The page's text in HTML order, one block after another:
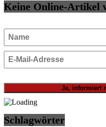
Keine Online-Artikel
Schlagwörter